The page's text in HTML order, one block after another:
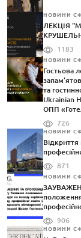
НОВИНИ
ЛЕКЦІЯ
1183
НОВИНИ
Гостьова
та
Ukrainian
ОПП
726
НОВИНИ
871
НОВИНИ
906
НОВИНИ